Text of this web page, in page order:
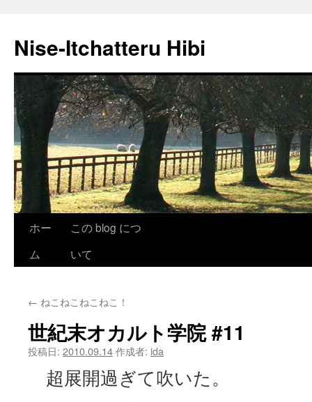
Nise-Itchatteru Hibi
ン
ツ
へ
ホー
ム
この blog につ
いて
← ねこねこねこねこ！
世紀末オカルト学院 #11
投稿日: 2010.09.14作成者: ida
超展開過ぎて吹いた。